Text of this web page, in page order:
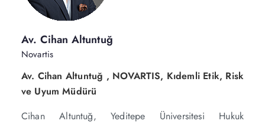
Av. Cihan Altuntuğ
Novartis
Av. Cihan Altuntuğ , NOVARTIS, Kıdemli Etik, Risk
ve Uyum Müdürü
Cihan Altuntuğ, Yeditepe Üniversitesi Hukuk